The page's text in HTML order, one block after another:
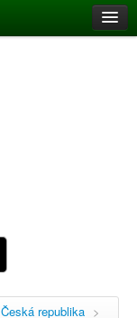
Česká republika >